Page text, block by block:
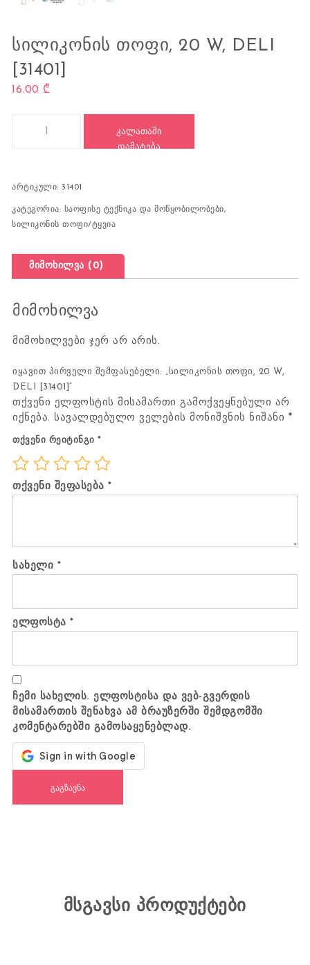
ᲡᲘᲚᲘᲙᲝᲜᲘᲡ ᲗᲝᲤᲘ, 20 W, DELI
[31401]
16.00 ₾
ᲙᲐᲚᲐᲗᲐᲨᲘ
ᲓᲐᲛᲐᲢᲔᲑᲐ
არტიკული:31401
კატეგორია: საოფისე ტექნიკა და მოწყობილობები,
სილიკონის თოფი/ტყვია
მიმოხილვა (0)
მიმოხილვა
მიმოხილვები ჯერ არ არის.
იყავით პირველი შემფასებელი: „სილიკონის თოფი, 20 W,
DELI [31401]“
თქვენი ელფოსტის მისამართი გამოქვეყნებული არ
იქნება. სავალდებულო ველების მონიშვნის ნიშანი *
თქვენი რეიტინგი*
თქვენი შეფასება*
სახელი *
ელფოსტა*
ჩემი სახელის. ელფოსტისა და ვებ-გვერდის
მისამართის შენახვა ამ ბრაუზერში შემდგომში
კომენტარებში გამოსაყენებლად.
მსგავსი პროდუქტები